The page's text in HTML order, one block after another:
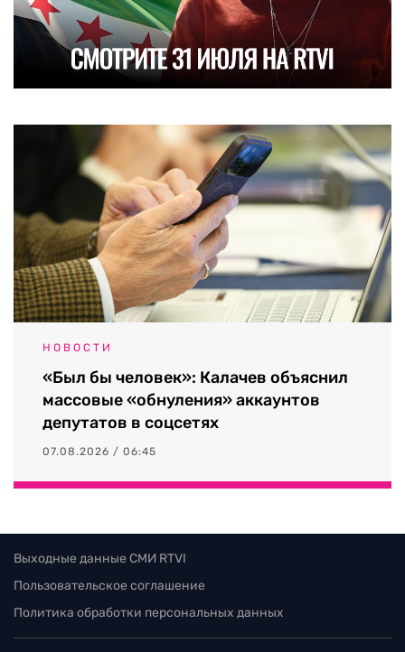
НОВОСТИ
«Был бы человек»: Калачев объяснил
массовые «обнуления» аккаунтов
депутатов в соцсетях
07.08.2026 / 06:45
Выходные данные СМИ RTVI
Пользовательское соглашение
Политика обработки персональных данных